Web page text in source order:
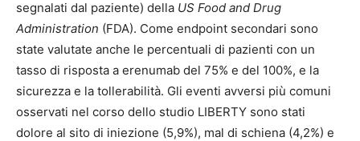
segnalati dal paziente) della US Food and Drug
Administration (FDA). Come endpoint secondari sono
state valutate anche le percentuali di pazienti con un
tasso di risposta a erenumab del 75% e del 100%, e la
sicurezza e la tollerabilità. Gli eventi avversi più comuni
osservati nel corso dello studio LIBERTY sono stati
dolore al sito di iniezione (5,9%), mal di schiena (4,2%) e